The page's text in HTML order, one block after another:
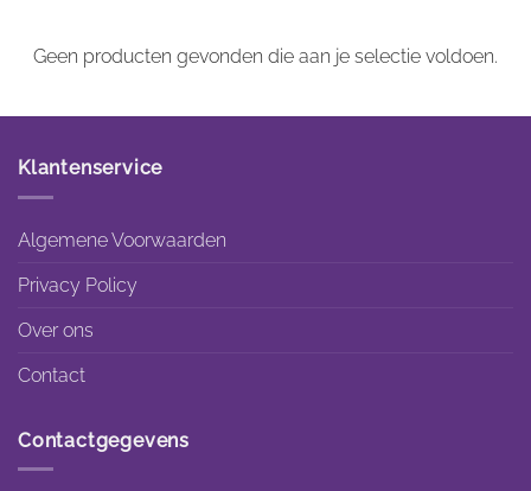
Geen producten gevonden die aan je selectie voldoen.
Klantenservice
Algemene Voorwaarden
Privacy Policy
Over ons
Contact
Contactgegevens